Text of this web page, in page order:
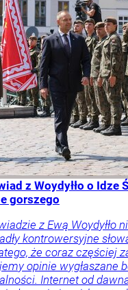
z Woydyłło o Idze
gorszego
z Ewą Woydyłło
kontrowersyjne
że coraz częściej
opinie wygłaszane
Internet od